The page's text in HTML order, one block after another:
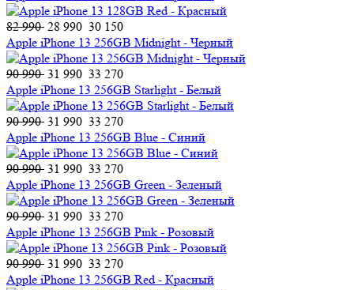
82 990 28 990 30 150
Apple iPhone 13 256GB Midnight - Черный
90 990 31 990 33 270
Apple iPhone 13 256GB Starlight - Белый
90 990 31 990 33 270
Apple iPhone 13 256GB Blue - Синий
90 990 31 990 33 270
Apple iPhone 13 256GB Green - Зеленый
90 990 31 990 33 270
Apple iPhone 13 256GB Pink - Розовый
90 990 31 990 33 270
Apple iPhone 13 256GB Red - Красный